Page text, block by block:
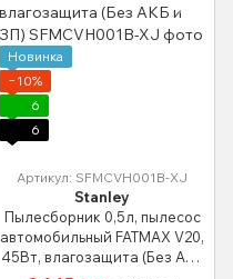
Новинка
−10%
6
6
Артикул: SFMCVH001B-XJ
Stanley
Пылесборник 0,5л, пылесос
автомобильный FATMAX V20,
45Вт, влагозащита (Без АКБ